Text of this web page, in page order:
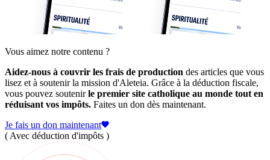
Vous aimez notre contenu ?
Aidez-nous à couvrir les frais de production des articles que vous
lisez et à soutenir la mission d'Aleteia. Grâce à la déduction fiscale,
vous pouvez soutenirle premier site catholique au monde tout en
réduisant vos impôts. Faites un don dès maintenant.
Je fais un don maintenant
( Avec déduction d'impôts )